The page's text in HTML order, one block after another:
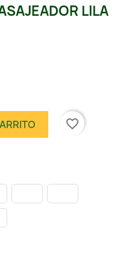
LILA
favorite_border